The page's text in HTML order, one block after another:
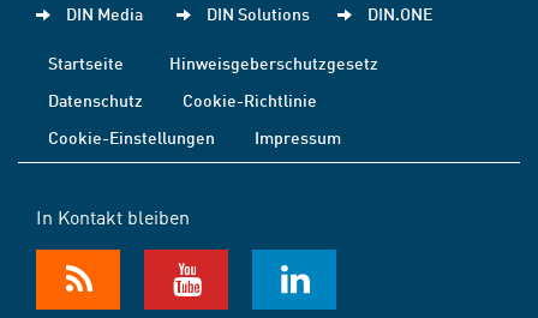
DIN Media DIN Solutions DIN.ONE
Startseite
Hinweisgeberschutzgesetz
Datenschutz
Cookie-Richtlinie
Cookie-Einstellungen
Impressum
In Kontakt bleiben